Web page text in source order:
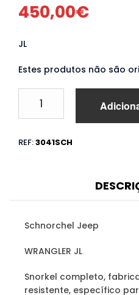
450,00€
JL
Estes produtos não são
Schnorchel
Wrangler
REF:3041SCH
Schnorchel Jeep
WRANGLER JL
Snorkel completo,
resistente, específico